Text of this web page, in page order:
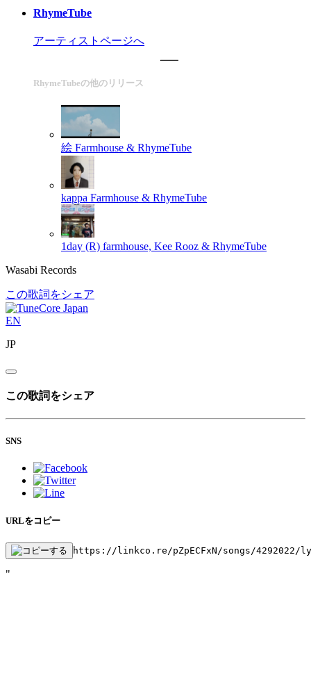
RhymeTube
アーティストページへ
RhymeTubeの他のリリース
絵 Farmhouse & RhymeTube
kappa Farmhouse & RhymeTube
1day (R) farmhouse, Kee Rooz & RhymeTube
Wasabi Records
この歌詞をシェア
EN
JP
この歌詞をシェア
SNS
URLをコピー
https://linkco.re/pZpECFxN/songs/4292022/
"